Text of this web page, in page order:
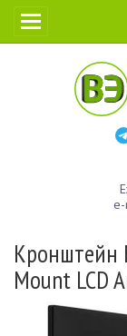
Кронштейн
Mount LCD